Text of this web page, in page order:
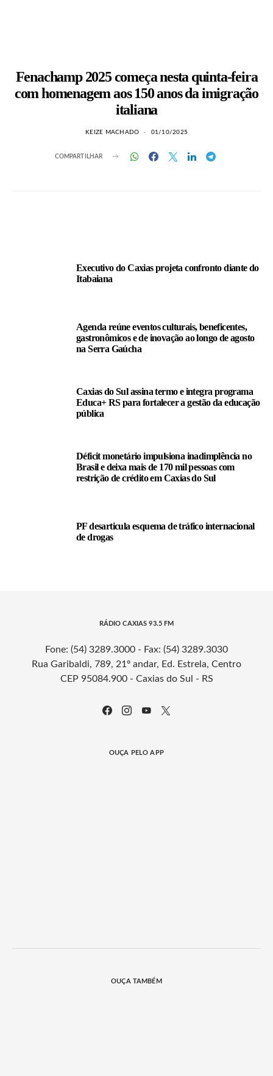
Fenachamp 2025 começa nesta quinta-feira
com homenagem aos 150 anos da imigração
italiana
KEIZE MACHADO 01/10/2025
COMPARTILHAR
Executivo do Caxias projeta confronto diante do
Itabaiana
Agenda reúne eventos culturais, beneficentes,
gastronômicos e de inovação ao longo de agosto
na Serra Gaúcha
Caxias do Sul assina termo e integra programa
Educa+ RS para fortalecer a gestão da educação
pública
Déficit monetário impulsiona inadimplência no
Brasil e deixa mais de 170 mil pessoas com
restrição de crédito em Caxias do Sul
PF desarticula esquema de tráfico internacional
de drogas
RÁDIO CAXIAS 93.5 FM
Fone: (54) 3289.3000 - Fax: (54) 3289.3030
Rua Garibaldi, 789, 21º andar, Ed. Estrela, Centro
CEP 95084.900 - Caxias do Sul - RS
OUÇA PELO APP
OUÇA TAMBÉM